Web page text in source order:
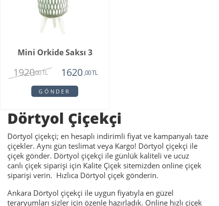
Mini Orkide Saksı 3
1920,00 TL 1620 ,00 TL
GÖNDER
Dörtyol Çiçekçi
Dörtyol çiçekçi; en hesaplı indirimli fiyat ve kampanyalı taze
çiçekler. Aynı gün teslimat veya Kargo! Dörtyol çiçekçi ile
çiçek gönder. Dörtyol çiçekçi ile günlük kaliteli ve ucuz
canlı çiçek siparişi için Kalite Çiçek sitemizden online çiçek
siparişi verin. Hızlıca Dörtyol çiçek gönderin.
Ankara Dörtyol çiçekçi ile uygun fiyatıyla en güzel
teraryumları sizler için özenle hazırladık. Online hızlı çiçek